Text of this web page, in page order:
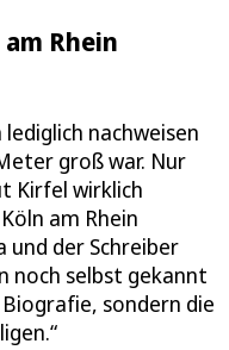
Rhein
nachweisen
groß war. Nur
Kirfel wirklich
am Rhein
und der Schreiber
noch selbst gekannt
sondern die